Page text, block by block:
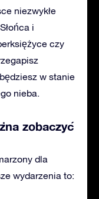
niezwykłe
i
czy
w stanie
nieba.
zobaczyć
dla
wydarzenia to: